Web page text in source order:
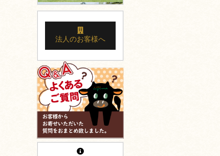
法人のお客様へ